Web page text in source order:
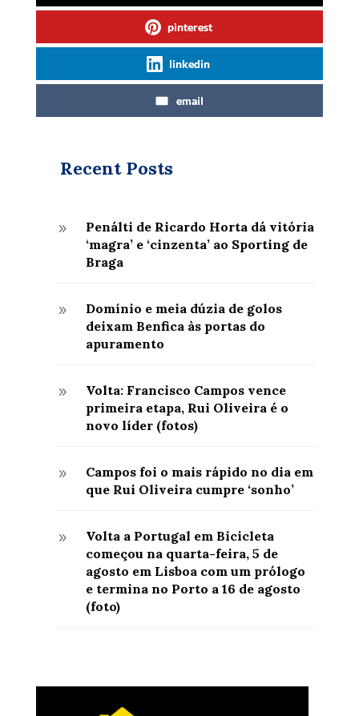
pinterest
linkedin
email
Recent Posts
9
Penálti de Ricardo Horta dá vitória
‘magra’ e ‘cinzenta’ ao Sporting de
Braga
9
Domínio e meia dúzia de golos
deixam Benfica às portas do
apuramento
9
Volta: Francisco Campos vence
primeira etapa, Rui Oliveira é o
novo líder (fotos)
9
Campos foi o mais rápido no dia em
que Rui Oliveira cumpre ‘sonho’
9
Volta a Portugal em Bicicleta
começou na quarta-feira, 5 de
agosto em Lisboa com um prólogo
e termina no Porto a 16 de agosto
(foto)